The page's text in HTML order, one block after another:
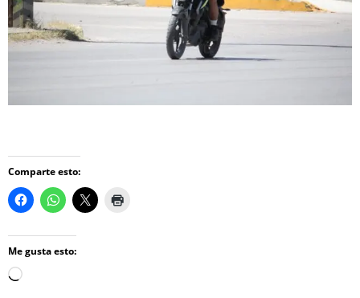
Comparte esto:
Me gusta esto:
Loading…